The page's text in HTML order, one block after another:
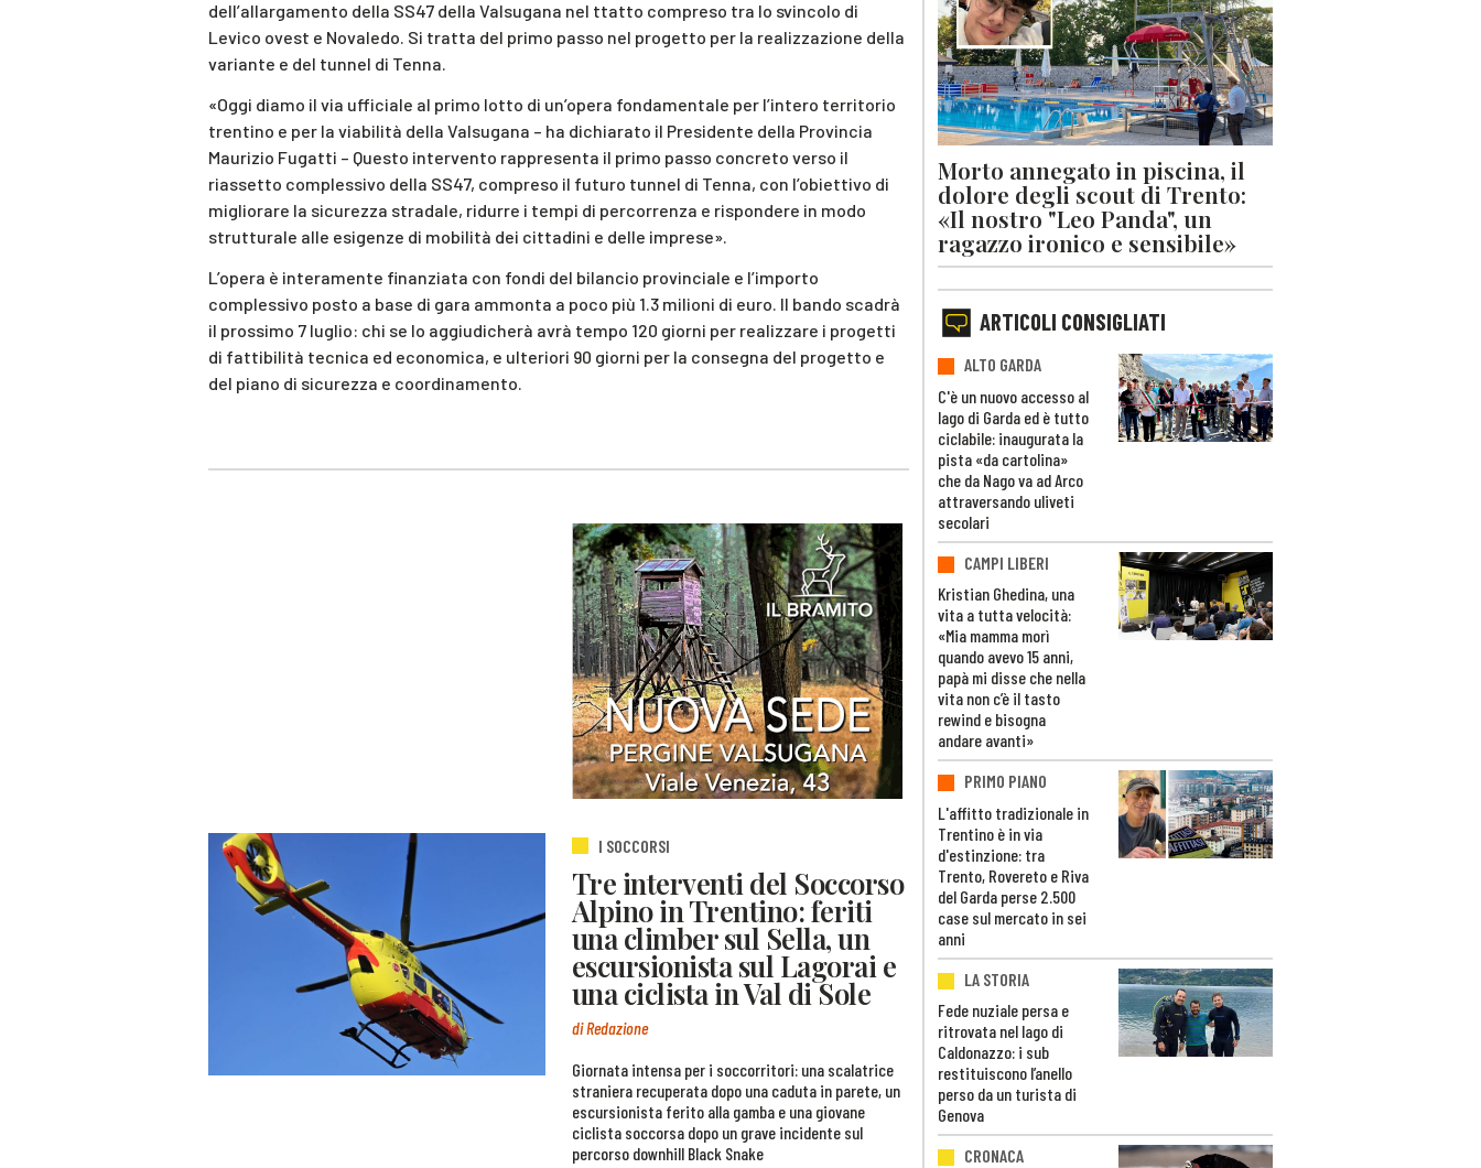
dell’allargamento della SS47 della Valsugana nel ttatto compreso tra lo svincolo di
Levico ovest e Novaledo. Si tratta del primo passo nel progetto per la realizzazione della
variante e del tunnel di Tenna.
«Oggi diamo il via ufficiale al primo lotto di un’opera fondamentale per l’intero territorio
trentino e per la viabilità della Valsugana – ha dichiarato il Presidente della Provincia
Maurizio Fugatti – Questo intervento rappresenta il primo passo concreto verso il
riassetto complessivo della SS47, compreso il futuro tunnel di Tenna, con l’obiettivo di
migliorare la sicurezza stradale, ridurre i tempi di percorrenza e rispondere in modo
strutturale alle esigenze di mobilità dei cittadini e delle imprese».
L’opera è interamente finanziata con fondi del bilancio provinciale e l’importo
complessivo posto a base di gara ammonta a poco più 1.3 milioni di euro. Il bando scadrà
il prossimo 7 luglio: chi se lo aggiudicherà avrà tempo 120 giorni per realizzare i progetti
di fattibilità tecnica ed economica, e ulteriori 90 giorni per la consegna del progetto e
del piano di sicurezza e coordinamento.
I SOCCORSI
Tre interventi del Soccorso
Alpino in Trentino: feriti
una climber sul Sella, un
escursionista sul Lagorai e
una ciclista in Val di Sole
di Redazione
Giornata intensa per i soccorritori: una scalatrice
straniera recuperata dopo una caduta in parete, un
escursionista ferito alla gamba e una giovane
ciclista soccorsa dopo un grave incidente sul
percorso downhill Black Snake
Morto annegato in piscina, il
dolore degli scout di Trento:
«Il nostro "Leo Panda", un
ragazzo ironico e sensibile»
ARTICOLI CONSIGLIATI
ALTO GARDA
C'è un nuovo accesso al
lago di Garda ed è tutto
ciclabile: inaugurata la
pista «da cartolina»
che da Nago va ad Arco
attraversando uliveti
secolari
CAMPI LIBERI
Kristian Ghedina, una
vita a tutta velocità:
«Mia mamma morì
quando avevo 15 anni,
papà mi disse che nella
vita non c’è il tasto
rewind e bisogna
andare avanti»
PRIMO PIANO
L'affitto tradizionale in
Trentino è in via
d'estinzione: tra
Trento, Rovereto e Riva
del Garda perse 2.500
case sul mercato in sei
anni
LA STORIA
Fede nuziale persa e
ritrovata nel lago di
Caldonazzo: i sub
restituiscono l’anello
perso da un turista di
Genova
CRONACA